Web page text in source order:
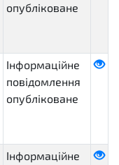
опубліковане
Інформаційне
повідомлення
опубліковане
Інформаційне